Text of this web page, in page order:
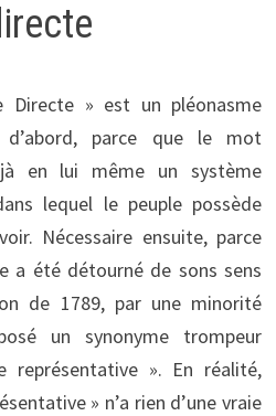
Directe » est un pléonasme
d’abord, parce que le mot
en lui même un système
lequel le peuple possède
Nécessaire ensuite, parce
a été détourné de sons sens
de 1789, par une minorité
un synonyme trompeur
représentative ». En réalité,
» n’a rien d’une vraie